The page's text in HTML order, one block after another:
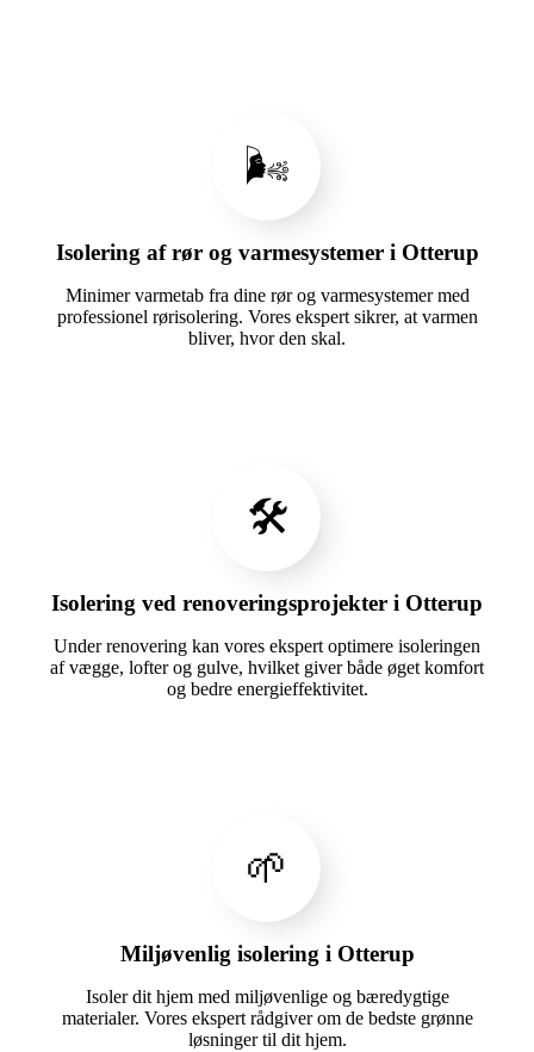
🌬️
Isolering af rør og varmesystemer i Otterup
Minimer varmetab fra dine rør og varmesystemer med
professionel rørisolering. Vores ekspert sikrer, at varmen
bliver, hvor den skal.
🛠️
Isolering ved renoveringsprojekter i Otterup
Under renovering kan vores ekspert optimere isoleringen
af vægge, lofter og gulve, hvilket giver både øget komfort
og bedre energieffektivitet.
🌱
Miljøvenlig isolering i Otterup
Isoler dit hjem med miljøvenlige og bæredygtige
materialer. Vores ekspert rådgiver om de bedste grønne
løsninger til dit hjem.